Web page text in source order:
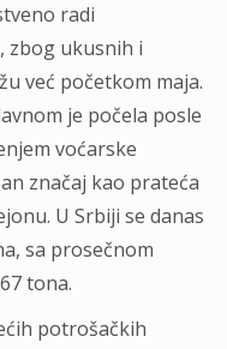
radi
zbog ukusnih i
već početkom maja.
je počela posle
voćarske
značaj kao prateća
U Srbiji se danas
sa prosečnom
tona.
potrošačkih